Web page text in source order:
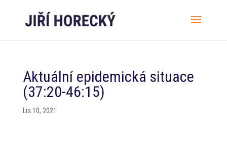
Aktuální epidemická situace
(37:20-46:15)
Lis 10, 2021